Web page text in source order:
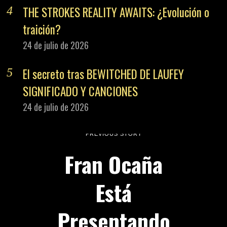
THE STROKES REALITY AWAITS: ¿Evolución o
traición?
24 de julio de 2026
El secreto tras BEWITCHED DE LAUFEY
SIGNIFICADO Y CANCIONES
24 de julio de 2026
PREVIOUS STORY
Fran Ocaña
Está